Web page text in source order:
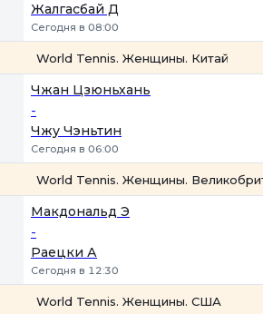
Жалгасбай Д
Сегодня в 08:00
World Tennis. Женщины. Китай
Чжан Цзюньхань
-
Чжу Чэньтин
Сегодня в 06:00
World Tennis. Женщины.
Макдональд Э
-
Раецки А
Сегодня в 12:30
World Tennis. Женщины. США